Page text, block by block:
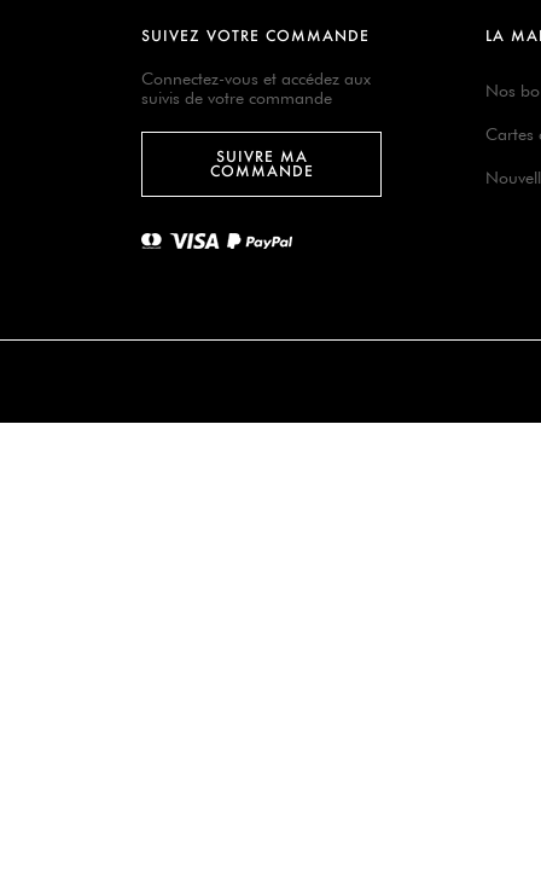
SUIVEZ VOTRE COMMANDE
Connectez-vous et accédez aux
suivis de votre commande
SUIVRE MA
COMMANDE
LA
Nos
Cartes